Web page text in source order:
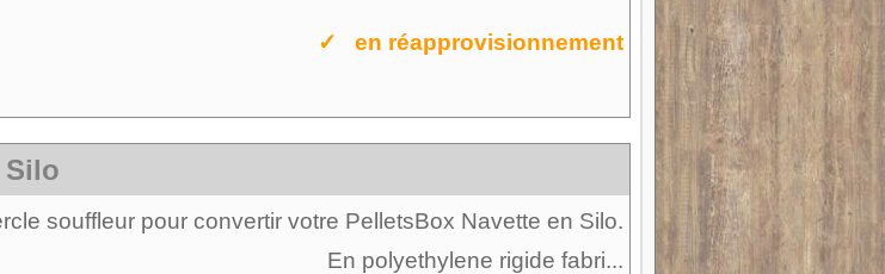
✓ en réapprovisionnement
Silo
souffleur pour convertir votre PelletsBox Navette en Silo.
En polyethylene rigide fabri...